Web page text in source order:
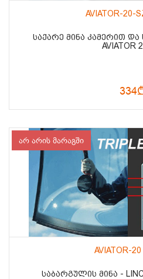
AVIATOR-20-
ᲡᲐᲥᲐᲠᲔ ᲛᲘᲜᲐ ᲙᲐᲛᲔᲠᲘᲗ ᲓᲐ
AVIATOR
334₾
არ არის მარაგში
AVIATOR-
ᲡᲐᲑᲐᲠᲒᲣᲚᲘᲡ ᲛᲘᲜᲐ -